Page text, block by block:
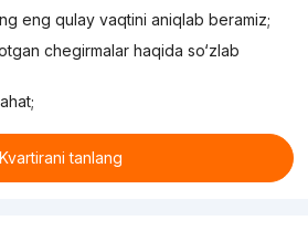
eng qulay vaqtini aniqlab beramiz;
chegirmalar haqida so‘zlab
Kvartirani tanlang